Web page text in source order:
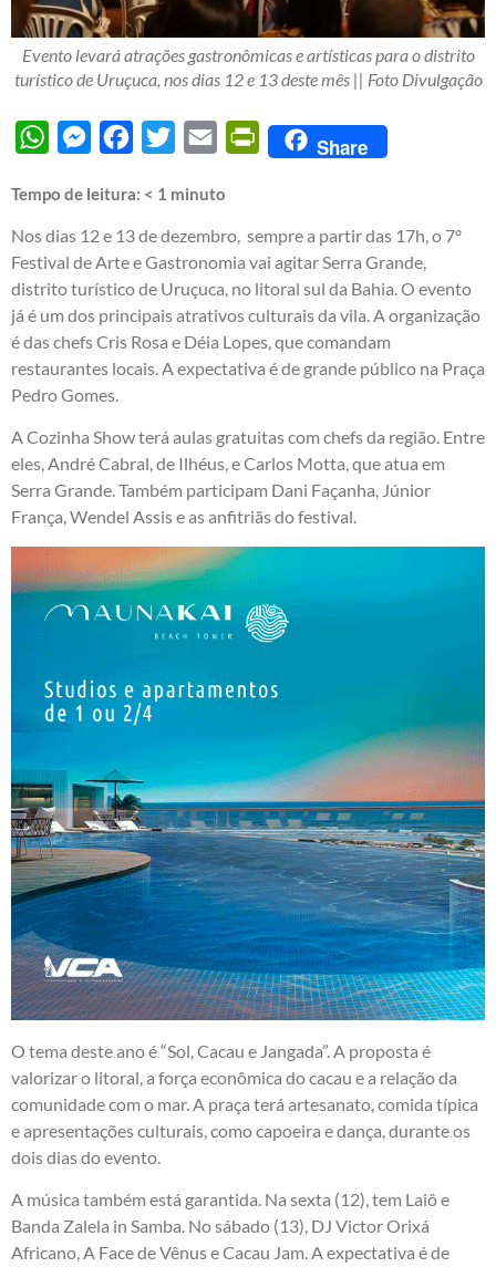
Evento levará atrações gastronômicas e artísticas para o distrito
turístico de Uruçuca, nos dias 12 e 13 deste mês || Foto Divulgação
WhatsAppMessengerFacebook
Twitter Email PrintFriendly
Share
Tempo de leitura: < 1 minuto
Nos dias 12 e 13 de dezembro, sempre a partir das 17h, o 7º
Festival de Arte e Gastronomia vai agitar Serra Grande,
distrito turístico de Uruçuca, no litoral sul da Bahia. O evento
já é um dos principais atrativos culturais da vila. A organização
é das chefs Cris Rosa e Déia Lopes, que comandam
restaurantes locais. A expectativa é de grande público na Praça
Pedro Gomes.
A Cozinha Show terá aulas gratuitas com chefs da região. Entre
eles, André Cabral, de Ilhéus, e Carlos Motta, que atua em
Serra Grande. Também participam Dani Façanha, Júnior
França, Wendel Assis e as anfitriãs do festival.
O tema deste ano é “Sol, Cacau e Jangada”. A proposta é
valorizar o litoral, a força econômica do cacau e a relação da
comunidade com o mar. A praça terá artesanato, comida típica
e apresentações culturais, como capoeira e dança, durante os
dois dias do evento.
A música também está garantida. Na sexta (12), tem Laiô e
Banda Zalela in Samba. No sábado (13), DJ Victor Orixá
Africano, A Face de Vênus e Cacau Jam. A expectativa é de